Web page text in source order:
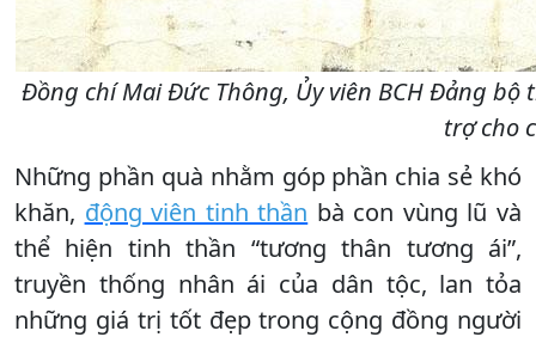
Đồng chí Mai Đức Thông, Ủy viên BCH Đảng
trợ cho
Những phần quà nhằm góp phần chia sẻ khó
khăn, động viên tinh thần bà con vùng lũ và
thể hiện tinh thần “tương thân tương ái”,
truyền thống nhân ái của dân tộc, lan tỏa
những giá trị tốt đẹp trong cộng đồng người